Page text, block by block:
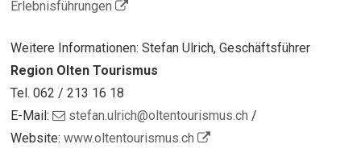
Erlebnisführungen
Weitere Informationen: Stefan Ulrich, Geschäftsführer
Region Olten Tourismus
Tel. 062 / 213 16 18
E-Mail:
stefan.ulrich@oltentourismus.ch /
Website:www.oltentourismus.ch